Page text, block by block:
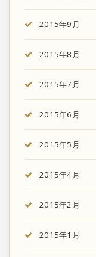
2015年9月
2015年8月
2015年7月
2015年6月
2015年5月
2015年4月
2015年2月
2015年1月